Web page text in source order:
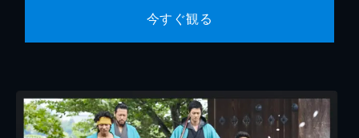
今すぐ観る